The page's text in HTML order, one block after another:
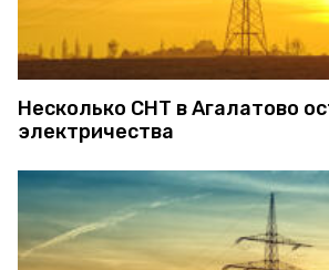
Несколько СНТ в Агалатово
электричества